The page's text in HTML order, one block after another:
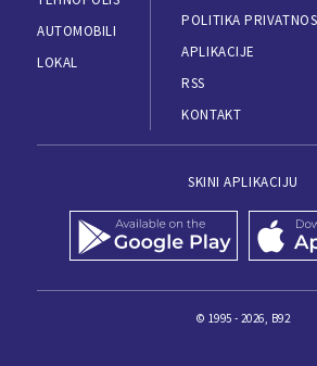
AUTOMOBILI
LOKAL
POLITIKA
APLIKACIJE
RSS
KONTAKT
SKINI APLIKACIJU
© 1995 - 2026, B92